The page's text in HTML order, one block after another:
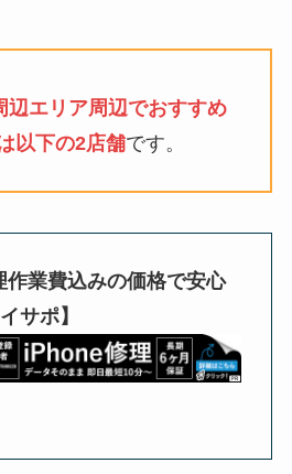
辺エリア周辺でおすすめ
以下の2店舗です。
作業費込みの価格で安心
サポ】